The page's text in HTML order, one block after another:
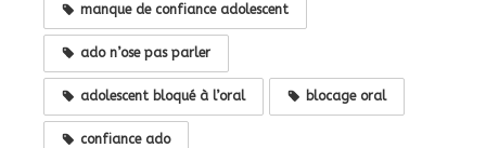
manque de confiance adolescent
ado n’ose pas parler
adolescent bloqué à l’oral blocage oral
confiance ado